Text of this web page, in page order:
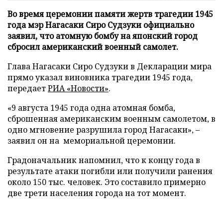
Во время церемонии памяти жертв трагедии 1945
года мэр Нагасаки Сиро Судзуки официально
заявил, что атомную бомбу на японский город
сбросил американский военный самолет.
Глава Нагасаки Сиро Судзуки в Декларации мира
прямо указал виновника трагедии 1945 года,
передаетРИА «Новости».
«9 августа 1945 года одна атомная бомба,
сброшенная американским военным самолетом, в
одно мгновение разрушила город Нагасаки», –
заявил он на мемориальной церемонии.
Градоначальник напомнил, что к концу года в
результате атаки погибли или получили ранения
около 150 тыс. человек. Это составило примерно
две трети населения города на тот момент.